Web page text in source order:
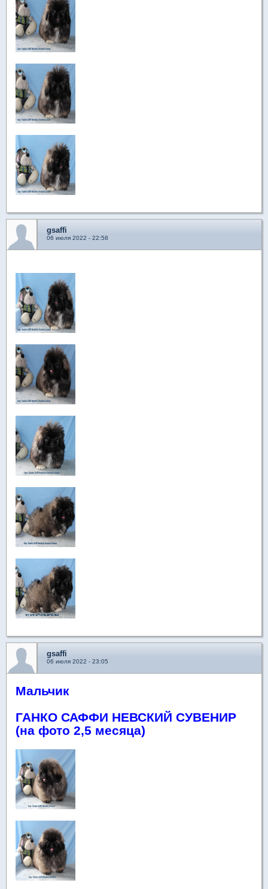
gsaffi
06 июля 2022 - 22:58
gsaffi
06 июля 2022 - 23:05
Мальчик
ГАНКО САФФИ НЕВСКИЙ СУВЕНИР
(на фото 2,5 месяца)